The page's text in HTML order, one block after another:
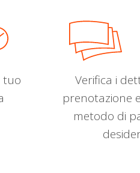
tuo
Verifica i
prenotazione
metodo di